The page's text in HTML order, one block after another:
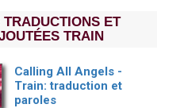
TRADUCTIONS ET
TRAIN
Calling All Angels -
Train: traduction et
paroles